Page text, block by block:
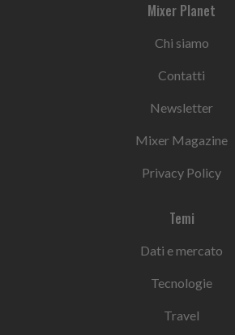
Mixer Planet
Chi siamo
Contatti
Newsletter
Mixer Magazine
Privacy Policy
Temi
Dati e mercato
Tecnologie
Travel